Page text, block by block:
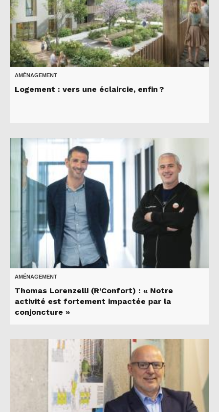
AMÉNAGEMENT
Logement : vers une éclaircie, enfin ?
AMÉNAGEMENT
Thomas Lorenzelli (R’Confort) : « Notre
activité est fortement impactée par la
conjoncture »